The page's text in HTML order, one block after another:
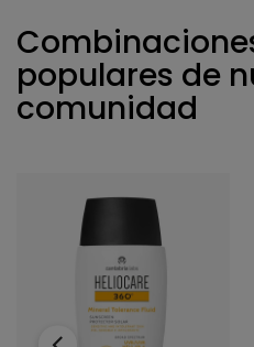
populares de
comunidad
‹